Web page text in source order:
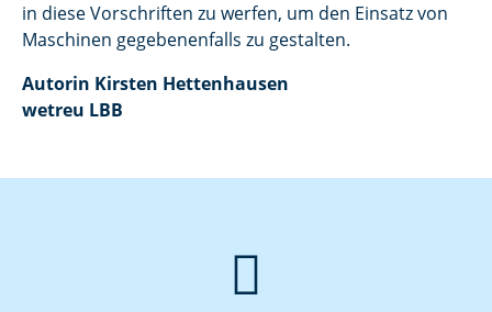
in diese Vorschriften zu werfen, um den Einsatz von
Maschinen gegebenenfalls zu gestalten.
Autorin Kirsten Hettenhausen
wetreu LBB
